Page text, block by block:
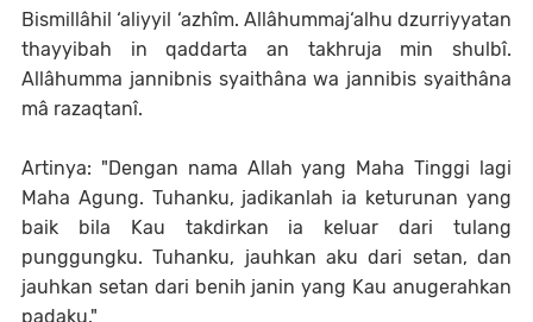
Bismillâhil ‘aliyyil ‘azhîm. Allâhummaj‘alhu dzurriyyatan
thayyibah in qaddarta an takhruja min shulbî.
Allâhumma jannibnis syaithâna wa jannibis syaithâna
mâ razaqtanî.
Artinya: "Dengan nama Allah yang Maha Tinggi lagi
Maha Agung. Tuhanku, jadikanlah ia keturunan yang
baik bila Kau takdirkan ia keluar dari tulang
punggungku. Tuhanku, jauhkan aku dari setan, dan
jauhkan setan dari benih janin yang Kau anugerahkan
padaku."